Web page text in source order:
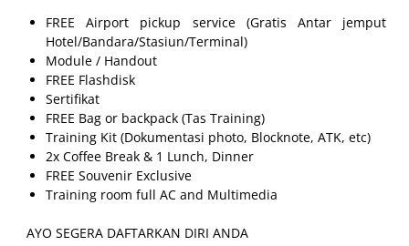
FREE Airport pickup service (Gratis Antar jemput
Hotel/Bandara/Stasiun/Terminal)
Module / Handout
FREE Flashdisk
Sertifikat
FREE Bag or backpack (Tas Training)
Training Kit (Dokumentasi photo, Blocknote, ATK, etc)
2x Coffee Break & 1 Lunch, Dinner
FREE Souvenir Exclusive
Training room full AC and Multimedia
AYO SEGERA DAFTARKAN DIRI ANDA